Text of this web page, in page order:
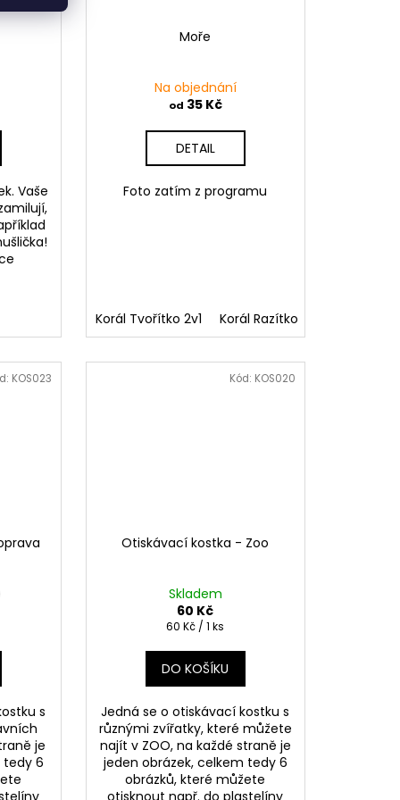
Tvořítko korál Tvořítko Delfín
Vaše
Moře
Na objednání
od 35 Kč
DETAIL
Foto zatím z programu
Korál Tvořítko 2v1 Korál Razítko
s
je
tedy 6
KOS023
Otiskávací kostka - Zoo
Skladem
60 Kč
Měrná
60 Kč / 1 ks
DO KOŠÍKU
Jedná se o otiskávací kostku s
různými zvířatky, které můžete
najít v ZOO, na každé straně je
jeden obrázek, celkem tedy 6
obrázků, které můžete
Kód: KOS020